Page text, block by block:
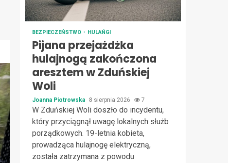
BEZPIECZEŃSTWO HULAŃGI
Pijana przejażdżka
hulajnogą zakończona
aresztem w Zduńskiej
Woli
Joanna Piotrowska 8 sierpnia 2026 7
W Zduńskiej Woli doszło do incydentu,
który przyciągnął uwagę lokalnych służb
porządkowych. 19-letnia kobieta,
prowadząca hulajnogę elektryczną,
została zatrzymana z powodu